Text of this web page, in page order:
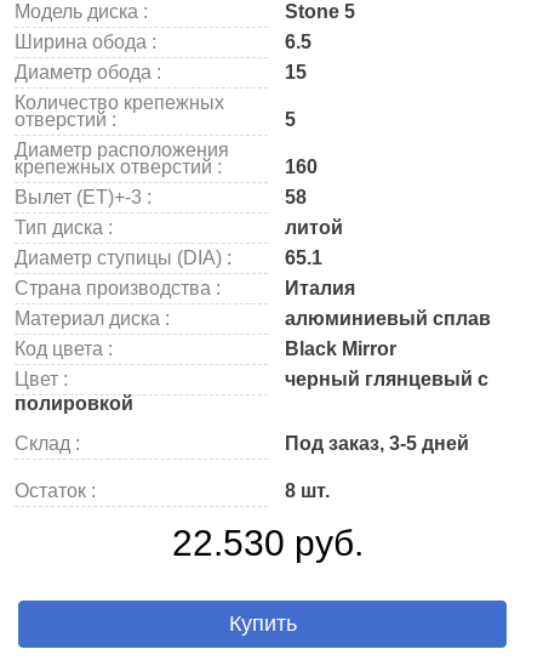
Модель диска :
Stone 5
Ширина обода :
6.5
Диаметр обода :
15
Количество крепежных
отверстий :
5
Диаметр расположения
крепежных отверстий :
160
Вылет (ET)+-3 :
58
Тип диска :
литой
Диаметр ступицы (DIA) :
65.1
Страна производства :
Италия
Материал диска :
алюминиевый сплав
Код цвета :
Black Mirror
Цвет :
черный глянцевый с
полировкой
Склад :
Под заказ, 3-5 дней
Остаток : 8 шт.
22.530 руб.
Купить